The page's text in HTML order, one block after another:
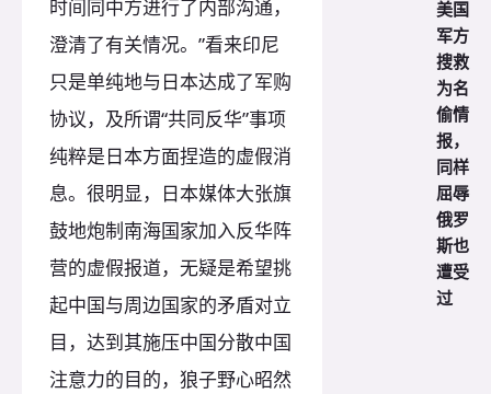
时间同中方进行了内部沟通，
澄清了有关情况。”看来印尼
只是单纯地与日本达成了军购
协议，及所谓“共同反华”事项
纯粹是日本方面捏造的虚假消
息。很明显，日本媒体大张旗
鼓地炮制南海国家加入反华阵
营的虚假报道，无疑是希望挑
起中国与周边国家的矛盾对立
目，达到其施压中国分散中国
注意力的目的，狼子野心昭然
美国
军方
搜救
为名
偷情
报，
同样
屈辱
俄罗
斯也
遭受
过